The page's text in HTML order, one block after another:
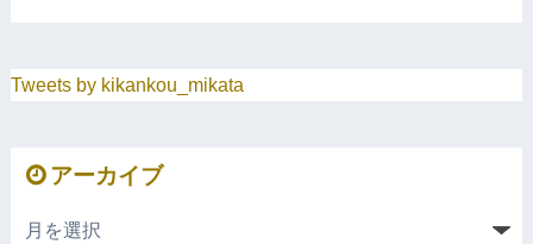
Tweets by kikankou_mikata
アーカイブ